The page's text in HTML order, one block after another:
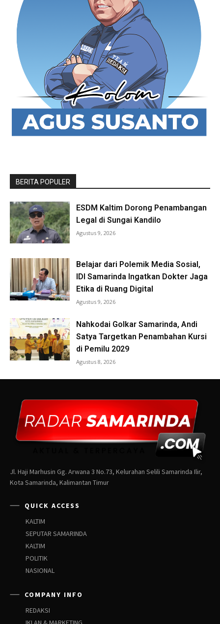
Jl. Haji Marhusin Gg. Arwana 3 No.73, Kelurahan Selili Samarinda Ilir,
Kota Samarinda, Kalimantan Timur
QUICK ACCESS
KALTIM
SEPUTAR SAMARINDA
KALTIM
POLITIK
NASIONAL
COMPANY INFO
REDAKSI